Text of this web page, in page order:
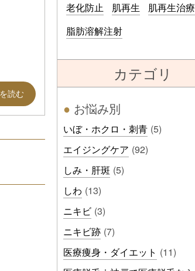
読む
老化防止
肌再生
肌再生治療
脂肪溶解注射
カテゴリ
● お悩み別
いぼ・ホクロ・刺青 (5)
エイジングケア (92)
しみ・肝斑 (5)
しわ (13)
ニキビ (3)
ニキビ跡 (7)
医療痩身・ダイエット (11)